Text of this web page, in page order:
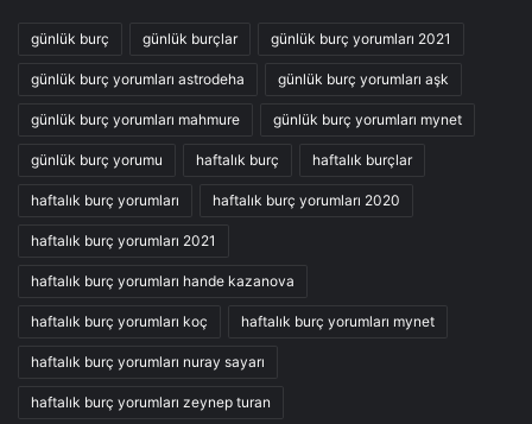
günlük burç günlük burçlar günlük burç yorumları 2021
günlük burç yorumları astrodeha günlük burç yorumları aşk
günlük burç yorumları mahmure günlük burç yorumları mynet
günlük burç yorumu haftalık burç haftalık burçlar
haftalık burç yorumları haftalık burç yorumları 2020
haftalık burç yorumları 2021
haftalık burç yorumları hande kazanova
haftalık burç yorumları koç haftalık burç yorumları mynet
haftalık burç yorumları nuray sayarı
haftalık burç yorumları zeynep turan